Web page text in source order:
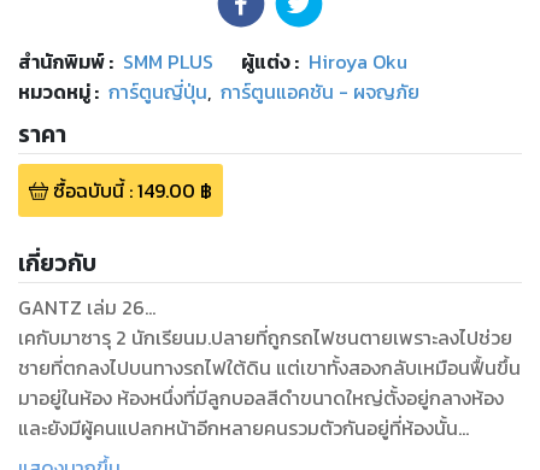
สำนักพิมพ์: SMM PLUS ผู้แต่ง : Hiroya Oku
หมวดหมู่: การ์ตูนญี่ปุ่น, การ์ตูนแอคชัน - ผจญภัย
ราคา
ซื้อฉบับนี้:149.00 ฿
เกี่ยวกับ
GANTZ เล่ม 26...
เคกับมาซารุ 2 นักเรียนม.ปลายที่ถูกรถไฟชนตายเพราะลงไปช่วย
ชายที่ตกลงไปบนทางรถไฟใต้ดิน แต่เขาทั้งสองกลับเหมือนฟื้นขึ้น
มาอยู่ในห้อง ห้องหนึ่งที่มีลูกบอลสีดำขนาดใหญ่ตั้งอยู่กลางห้อง
และยังมีผู้คนแปลกหน้าอีกหลายคนรวมตัวกันอยู่ที่ห้องนั้น